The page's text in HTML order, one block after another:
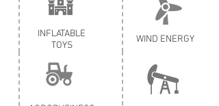
INFLATABLE
TOYS
WIND ENERGY